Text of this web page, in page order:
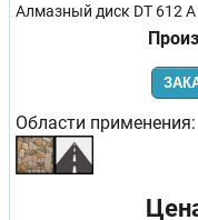
Алмазный диск DT 612
Области применения: